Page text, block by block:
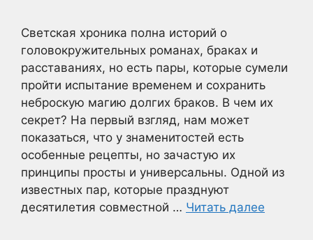
Светская хроника полна историй о
головокружительных романах, браках и
расставаниях, но есть пары, которые сумели
пройти испытание временем и сохранить
неброскую магию долгих браков. В чем их
секрет? На первый взгляд, нам может
показаться, что у знаменитостей есть
особенные рецепты, но зачастую их
принципы просты и универсальны. Одной из
известных пар, которые празднуют
десятилетия совместной … Читать далее